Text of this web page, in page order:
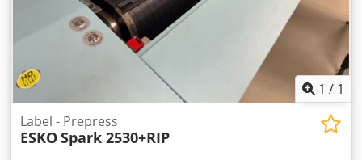
1 / 1
Label - Prepress
ESKOSpark 2530+RIP